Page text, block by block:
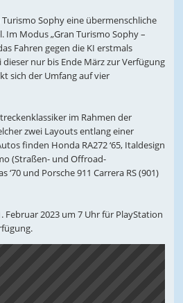
Sophy eine übermenschliche
Im Modus „Gran Turismo Sophy –
Fahren gegen die KI erstmals
nur bis Ende März zur Verfügung
sich der Umfang auf vier
im Rahmen der
zwei Layouts entlang einer
finden Honda RA272 ‘65, Italdesign
(Straßen- und Offroad-
‘70 und Porsche 911 Carrera RS (901)
Februar 2023 um 7 Uhr für PlayStation